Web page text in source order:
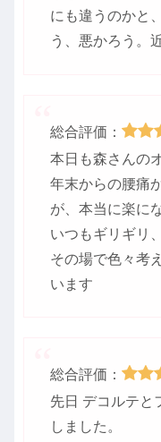
にも違うのかと
う、悪かろう。
総合評価：
本日も森さんの
年末からの腰痛
が、本当に楽に
いつもギリギリ
その場で色々考
います
総合評価：
先日 デコルテと
しました。